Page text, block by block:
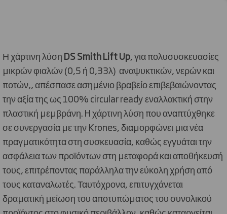
Η χάρτινη λύσηDSSmithLiftUp, για πολυσυσκευασίες
μικρών φιαλών (0,5 ή 0,33λ) αναψυκτικών, νερών και
ποτών,, απέσπασε ασημένιο βραβείο επιβεβαιώνοντας
την αξία της ως 100%circularreadyεναλλακτική στην
πλαστική μεμβράνη.Hχάρτινη λύση που αναπτύχθηκε
σε συνεργασία με την Krones, διαμορφώνει μια νέα
πραγματικότητα στη συσκευασία, καθώς εγγυάται την
ασφάλεια των προϊόντων στη μεταφορά και αποθήκευσή
τους, επιτρέποντας παράλληλα την εύκολη χρήση από
τους καταναλωτές. Ταυτόχρονα, επιτυγχάνεται
δραματική μείωση του αποτυπώματος του συνολικού